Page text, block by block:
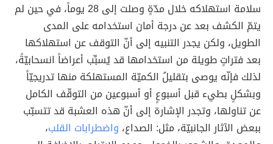
سلامة استهلاكه خلال مدّةٍ وصلت إلى 28 يوماً، في حين لم
يتمّ الكشف بعد عن درجة أمان استخدامه على المدى
الطويل، ولكن يجدر التنبيه إلى أنّ التوقف عن استهلاكها
بعد فتراتٍ طويلة من استخدامها قد يُسبِّب أعراضاً انسحابيّةً،
لذلك فإنّه يوصى بتقليلُ الكميّة المستهلكة منها تدريجيّاً
وبشكلٍ بطيء قبل أسبوعٍ أو أسبوعين من التوقّف الكامل
عن تناولها، وتجدر الإشارة إلى أنّ هذه العشبة قد تتسبّب
ببعض الآثار الجانبيّة، مثل: الصداع، واضطرابات القلب،